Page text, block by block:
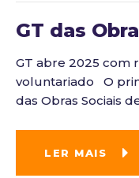
GT das
GT abre 2025 com
voluntariado O
das Obras Sociais
LER MAIS